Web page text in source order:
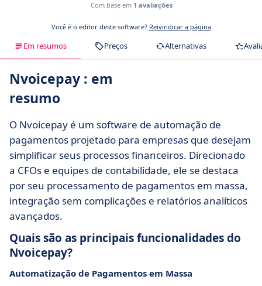
Com base em 1 avaliações
Você é o editor deste software? Reivindicar a página
Em resumos Preços Alternativas
Nvoicepay : em
resumo
O Nvoicepay é um software de automação de
pagamentos projetado para empresas que desejam
simplificar seus processos financeiros. Direcionado
a CFOs e equipes de contabilidade, ele se destaca
por seu processamento de pagamentos em massa,
integração sem complicações e relatórios analíticos
avançados.
Quais são as principais funcionalidades do
Nvoicepay?
Automatização de Pagamentos em Massa